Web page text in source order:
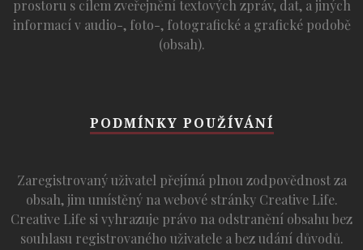
prostoru s cílem zveřejnění textových zpráv, dat, a jiných
informací v audio-, foto-, fotografické a grafické podobě
(obsah).
PODMÍNKY POUŽÍVÁNÍ
Zaregistrovaný uživatel přejímá plnou zodpovědnost za
obsah, jim umístěný na webové stránky Creative Life.
Creative Life si vyhrazuje právo na odstranění obsahu bez
souhlasu registrovaného uživatele a bez udání důvodů.